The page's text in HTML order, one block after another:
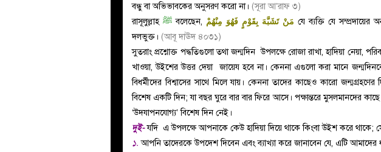
বন্ধু বা অভিভাবকের অনুসরণ করো না। (সূরা আ’রাফ ৩)
রাসূলুল্লাহ ﷺ বলেছেন, مَنْ تَشَبَّهَ بِقَوْمٍ فَهُوَ مِنْهُمْ যে ব্যক্তি যে
দলভুক্ত। (আবূ দাঊদ ৪০৩১)
সুতরাং প্রশ্নোক্ত পদ্ধতিগুলো তথা জন্মদিন উপলক্ষে রোজা রাখা, হাদিয়া নেয়া,
খাওয়া, উইশের উত্তর দেয়া জায়েয হবে না। কেননা এগুলো করা মানে
বিধর্মীদের বিশ্বাসের সাথে মিলে যায়। কেননা তাদের কাছেও কারো জন্মগ্রহণের
বিশেষ একটি দিন; যা বছর ঘুরে বার বার ফিরে আসে। পক্ষান্তরেমুসলমানদের
‘উদযাপনযোগ্য’ বিশেষ দিন নেই।
দুই-যদি এ উপলক্ষে আপনাকে কেউ হাদিয়া দিয়ে থাকে কিংবা উইশ করে থাকে; সে
১. আপনি তাদেরকে উপদেশ দিবেন এবং ব্যাখ্যা করে জানাবেন যে, এটি আমাদের